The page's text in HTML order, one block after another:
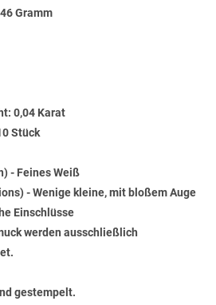
Gramm
0,04 Karat
Stück
- Feines Weiß
- Wenige kleine, mit bloßem Auge
Einschlüsse
werden ausschließlich
gestempelt.